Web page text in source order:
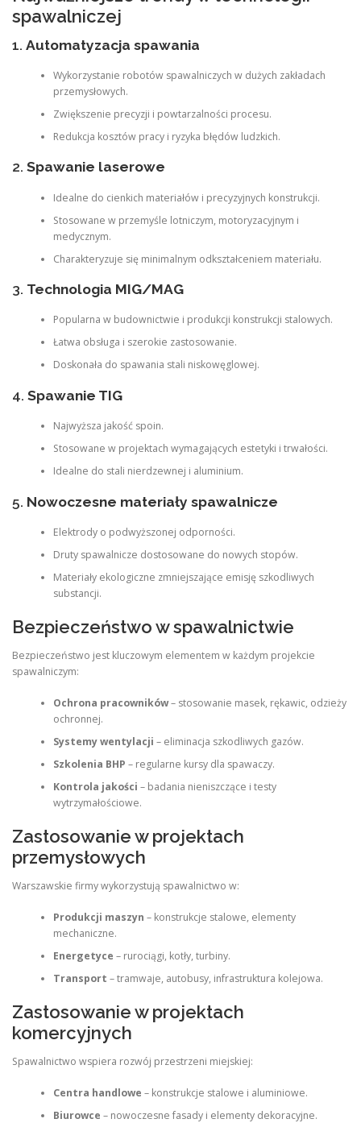
spawalniczej
1. Automatyzacja spawania
Wykorzystanie robotów spawalniczych w dużych zakładach
przemysłowych.
Zwiększenie precyzji i powtarzalności procesu.
Redukcja kosztów pracy i ryzyka błędów ludzkich.
2. Spawanie laserowe
Idealne do cienkich materiałów i precyzyjnych konstrukcji.
Stosowane w przemyśle lotniczym, motoryzacyjnym i
medycznym.
Charakteryzuje się minimalnym odkształceniem materiału.
3. Technologia MIG/MAG
Popularna w budownictwie i produkcji konstrukcji stalowych.
Łatwa obsługa i szerokie zastosowanie.
Doskonała do spawania stali niskowęglowej.
4. Spawanie TIG
Najwyższa jakość spoin.
Stosowane w projektach wymagających estetyki i trwałości.
Idealne do stali nierdzewnej i aluminium.
5. Nowoczesne materiały spawalnicze
Elektrody o podwyższonej odporności.
Druty spawalnicze dostosowane do nowych stopów.
Materiały ekologiczne zmniejszające emisję szkodliwych
substancji.
Bezpieczeństwo w spawalnictwie
Bezpieczeństwo jest kluczowym elementem w każdym projekcie
spawalniczym:
Ochrona pracowników– stosowanie masek, rękawic, odzieży
ochronnej.
Systemy wentylacji – eliminacja szkodliwych gazów.
Szkolenia BHP – regularne kursy dla spawaczy.
Kontrola jakości – badania nieniszczące i testy
wytrzymałościowe.
Zastosowanie w projektach
przemysłowych
Warszawskie firmy wykorzystują spawalnictwo w:
Produkcji maszyn – konstrukcje stalowe, elementy
mechaniczne.
Energetyce – rurociągi, kotły, turbiny.
Transport – tramwaje, autobusy, infrastruktura kolejowa.
Zastosowanie w projektach
komercyjnych
Spawalnictwo wspiera rozwój przestrzeni miejskiej:
Centra handlowe – konstrukcje stalowe i aluminiowe.
Biurowce – nowoczesne fasady i elementy dekoracyjne.